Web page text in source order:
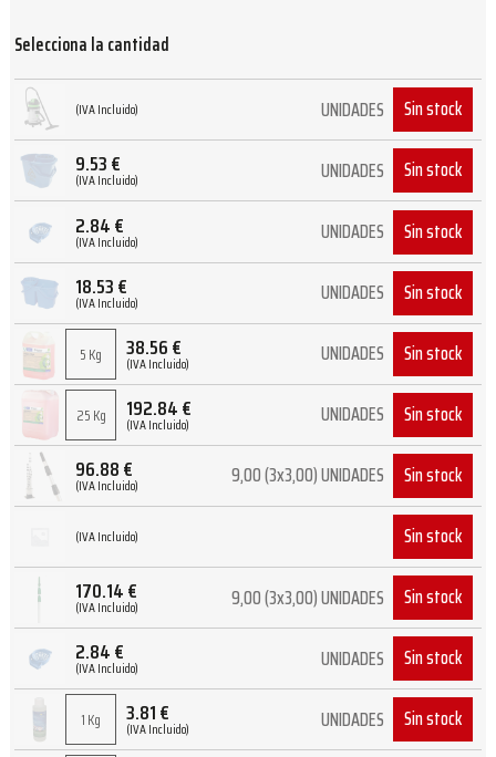
Selecciona la cantidad
(IVA Incluido) UNIDADES Sin stock
9.53€
(IVA Incluido) UNIDADES Sin stock
2.84€
(IVA Incluido) UNIDADES Sin stock
18.53€
(IVA Incluido) UNIDADES Sin stock
5 Kg 38.56€
(IVA Incluido) UNIDADES Sin stock
25 Kg 192.84€
(IVA Incluido) UNIDADES Sin stock
96.88€
(IVA Incluido) 9,00 (3x3,00) UNIDADES Sin stock
(IVA Incluido) Sin stock
170.14€
(IVA Incluido) 9,00 (3x3,00) UNIDADES Sin stock
2.84€
(IVA Incluido) UNIDADES Sin stock
1 Kg 3.81€
(IVA Incluido) UNIDADES Sin stock